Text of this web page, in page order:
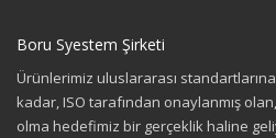
Boru Syestem Şirketi
Ürünlerimiz uluslararası
kadar, ISO tarafından onaylanmış
olma hedefimiz bir gerçeklik haline